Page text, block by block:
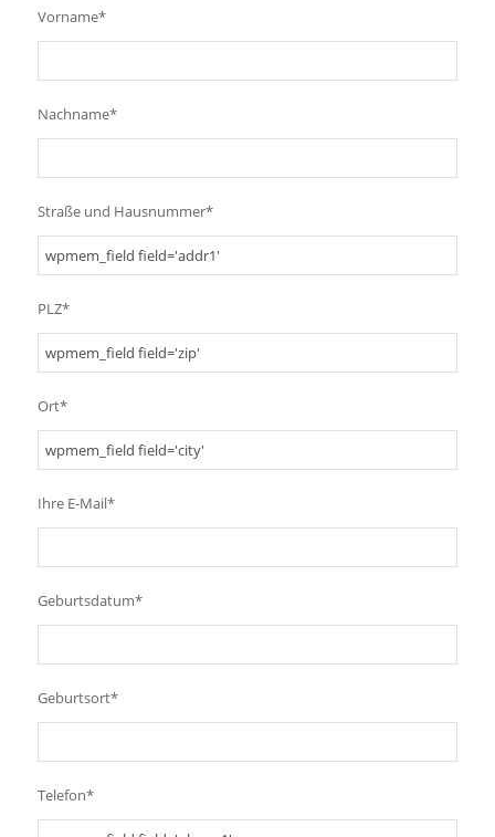
Vorname*
Nachname*
Straße und Hausnummer*
PLZ*
Ort*
Ihre E-Mail*
Geburtsdatum*
Geburtsort*
Telefon*